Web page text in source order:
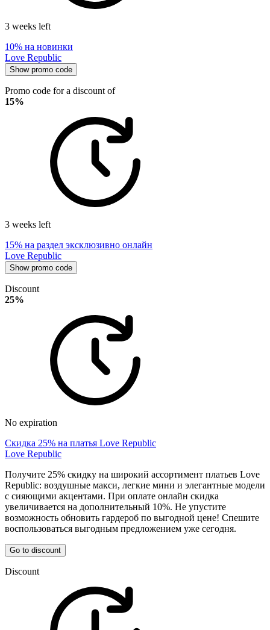
3 weeks left
10% на новинки
Love Republic
Show promo code
Promo code for a discount of
15%
3 weeks left
15% на раздел эксклюзивно онлайн
Love Republic
Show promo code
Discount
25%
No expiration
Скидка 25% на платья Love Republic
Love Republic
Получите 25% скидку на широкий ассортимент платьев Love
Republic: воздушные макси, легкие мини и элегантные модели
с сияющими акцентами. При оплате онлайн скидка
увеличивается на дополнительный 10%. Не упустите
возможность обновить гардероб по выгодной цене! Спешите
воспользоваться выгодным предложением уже сегодня.
Go to discount
Discount